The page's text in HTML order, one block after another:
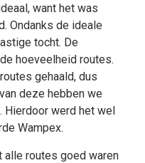
want het was
Ondanks de ideale
tocht. De
hoeveelheid routes.
gehaald, dus
deze hebben we
werd het wel
Wampex.
alle routes goed waren